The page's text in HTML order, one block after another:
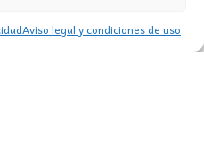
Aviso legal y condiciones de uso